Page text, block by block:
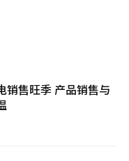
销售旺季 产品销售与